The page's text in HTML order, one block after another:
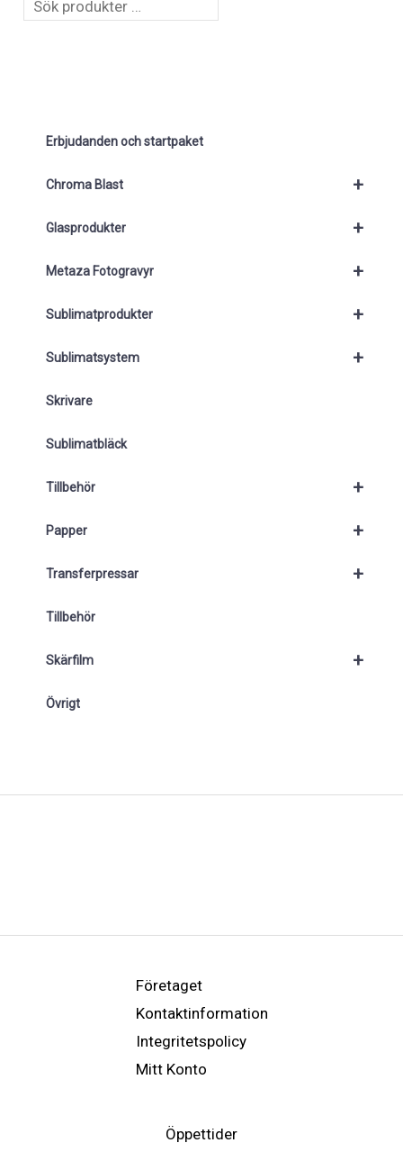
Erbjudanden och startpaket
+
Chroma Blast
+
Glasprodukter
+
Metaza Fotogravyr
+
Sublimatprodukter
+
Sublimatsystem
Skrivare
Sublimatbläck
+
Tillbehör
+
Papper
+
Transferpressar
Tillbehör
+
Skärfilm
Övrigt
Företaget
Kontaktinformation
Integritetspolicy
Mitt Konto
Öppettider